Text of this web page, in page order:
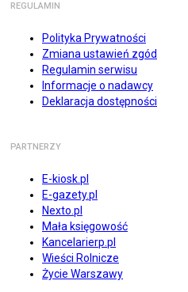
REGULAMIN
Polityka Prywatności
Zmiana ustawień zgód
Regulamin serwisu
Informacje o nadawcy
Deklaracja dostępności
PARTNERZY
E-kiosk.pl
E-gazety.pl
Nexto.pl
Mała księgowość
Kancelarierp.pl
Wieści Rolnicze
Życie Warszawy